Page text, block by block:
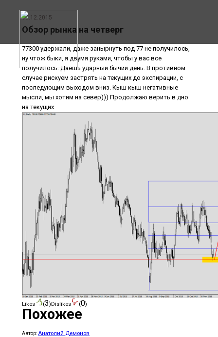
10.12.2015
Обзор рынка на четверг
77300 удержали, даже занырнуть под 77 не получилось,
ну чтож быки, я двумя руками, чтобы у вас все
получилось. Даешь ударный бычий день. В противном
случае рискуем застрять на текущих до экспирации, с
последующим выходом вниз. Кыш кыш негативные
мысли, мы хотим на север))) Продолжаю верить в дно
на текущих
Likes (3)Dislikes (0)
Похожее
Автор: Анатолий Демонов